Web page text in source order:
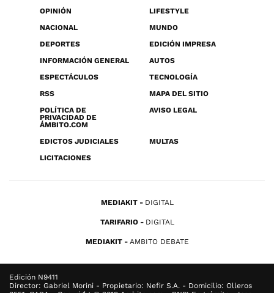
OPINIÓN
LIFESTYLE
NACIONAL
MUNDO
DEPORTES
EDICIÓN IMPRESA
INFORMACIÓN GENERAL
AUTOS
ESPECTÁCULOS
TECNOLOGÍA
RSS
MAPA DEL SITIO
POLÍTICA DE
PRIVACIDAD DE
ÁMBITO.COM
AVISO LEGAL
EDICTOS JUDICIALES
MULTAS
LICITACIONES
MEDIAKIT DIGITAL
TARIFARIO DIGITAL
MEDIAKIT AMBITO DEBATE
Edición N9411
Director: Gabriel Morini - Propietario: Nefir S.A. - Domicilio: Olleros